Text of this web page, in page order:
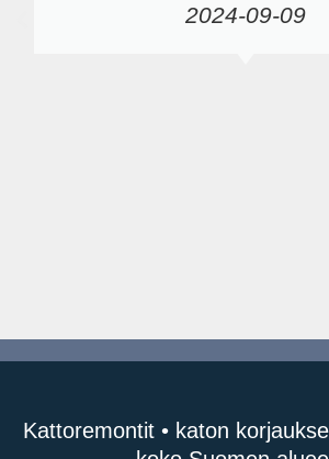
2024-09-09
Kattoremontit • katon